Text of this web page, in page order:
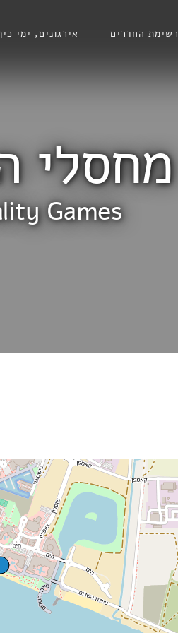
מחסלי
Games
רשימת החדרים אירגונים, ימי